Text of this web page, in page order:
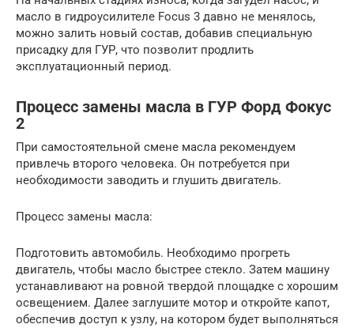
масло в гидроусилителе Focus 3 давно не менялось,
можно залить новый состав, добавив специальную
присадку для ГУР, что позволит продлить
эксплуатационный период.
Процесс замены масла в ГУР Форд Фокус
2
При самостоятельной смене масла рекомендуем
привлечь второго человека. Он потребуется при
необходимости заводить и глушить двигатель.
Процесс замены масла:
Подготовить автомобиль. Необходимо прогреть
двигатель, чтобы масло быстрее стекло. Затем машину
устанавливают на ровной твердой площадке с хорошим
освещением. Далее заглушите мотор и откройте капот,
обеспечив доступ к узлу, на котором будет выполняться